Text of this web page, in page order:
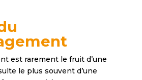
est rarement le fruit d’une
le plus souvent d’une